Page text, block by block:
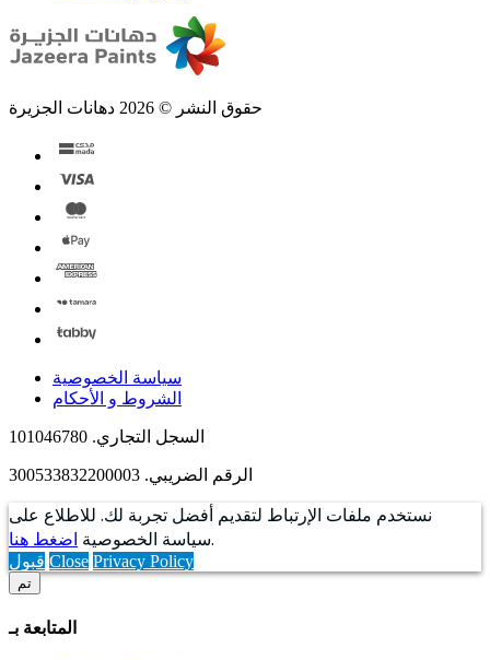
حقوق النشر © 2026 دهانات الجزيرة
سياسة الخصوصية
الشروط و الأحكام
السجل التجاري. 101046780
الرقم الضريبي. 300533832200003
نستخدم ملفات الإرتباط لتقديم أفضل تجربة لك. للاطلاع على
سياسة الخصوصية اضغط هنا .
قبول Close Privacy Policy
تم
المتابعة بـ